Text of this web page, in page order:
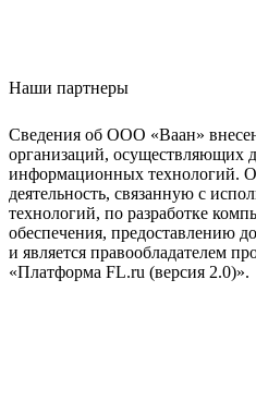
Наши партнеры
Сведения об ООО «Ваан»
организаций, осуществляющих
информационных технологий.
деятельность, связанную с
технологий, по разработке
обеспечения, предоставлению
и является правообладателем
«Платформа FL.ru (версия 2.0)».